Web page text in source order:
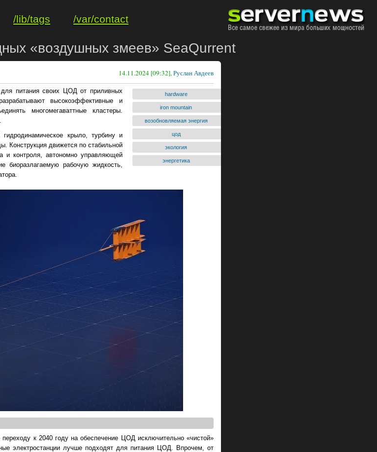
/lib/tags /var/contact
«воздушных змеев» SeaQurrent
14.11.2024 [09:32],Руслан Авдеев
hardware
iron mountain
возобновляемая энергия
цод
экология
энергетика
питания своих ЦОД от приливных
высокоэффективные и
многомегаваттные кластеры.
крыло, турбину и
Конструкция движется по стабильной
и контроля, автономно управляющей
биоразлагаемую рабочую жидкость,
к 2040 году на обеспечение ЦОД исключительно «чистой»
электростанции лучше подходят для питания ЦОД. Впрочем, от